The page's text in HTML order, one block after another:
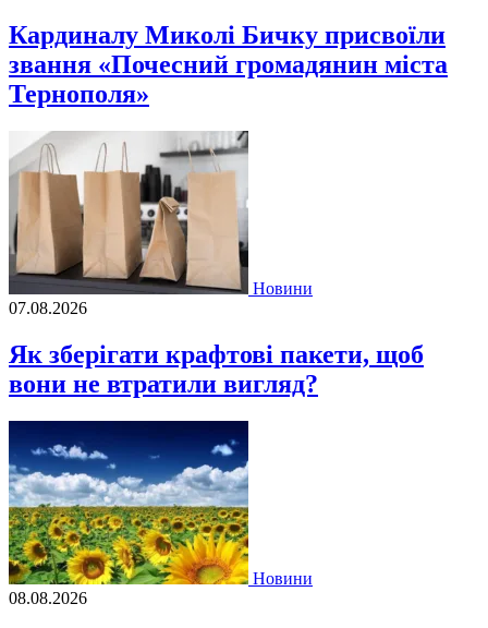
Кардиналу Миколі Бичку присвоїли
звання «Почесний громадянин міста
Тернополя»
Новини
07.08.2026
Як зберігати крафтові пакети, щоб
вони не втратили вигляд?
Новини
08.08.2026